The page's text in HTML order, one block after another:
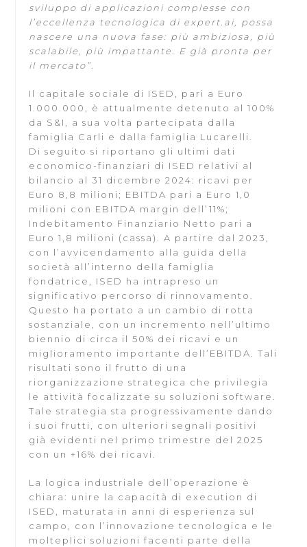
sviluppo di applicazioni complesse con
l’eccellenza tecnologica di expert.ai, possa
nascere una nuova fase: più ambiziosa, più
scalabile, più impattante. E già pronta per
il mercato”.
Il capitale sociale di ISED, pari a Euro
1.000.000, è attualmente detenuto al 100%
da S&I, a sua volta partecipata dalla
famiglia Carli e dalla famiglia Lucarelli.
Di seguito si riportano gli ultimi dati
economico-finanziari di ISED relativi al
bilancio al 31 dicembre 2024: ricavi per
Euro 8,8 milioni; EBITDA pari a Euro 1,0
milioni con EBITDA margin dell’11%;
Indebitamento Finanziario Netto pari a
Euro 1,8 milioni (cassa). A partire dal 2023,
con l’avvicendamento alla guida della
società all’interno della famiglia
fondatrice, ISED ha intrapreso un
significativo percorso di rinnovamento.
Questo ha portato a un cambio di rotta
sostanziale, con un incremento nell’ultimo
biennio di circa il 50% dei ricavi e un
miglioramento importante dell’EBITDA. Tali
risultati sono il frutto di una
riorganizzazione strategica che privilegia
le attività focalizzate su soluzioni software.
Tale strategia sta progressivamente dando
i suoi frutti, con ulteriori segnali positivi
già evidenti nel primo trimestre del 2025
con un +16% dei ricavi.
La logica industriale dell’operazione è
chiara: unire la capacità di execution di
ISED, maturata in anni di esperienza sul
campo, con l’innovazione tecnologica e le
molteplici soluzioni facenti parte della